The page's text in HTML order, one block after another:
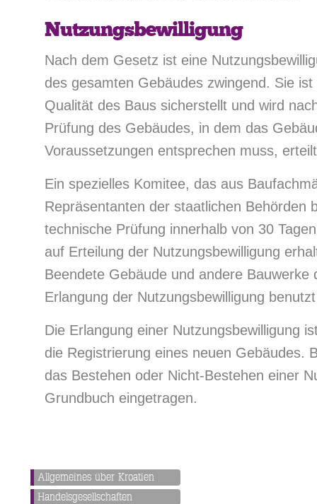
Nutzungsbewilligung
Nach dem Gesetz ist eine
des gesamten Gebäudes zwingend. Sie
Qualität des Baus sicherstellt und wird
Prüfung des Gebäudes, in dem das
Voraussetzungen entsprechen muss,
Ein spezielles Komitee, das aus
Repräsentanten der staatlichen Behörden
technische Prüfung innerhalb von 30
auf Erteilung der Nutzungsbewilligung
Beendete Gebäude und andere Bauwerke
Erlangung der Nutzungsbewilligung
Die Erlangung einer Nutzungsbewilligung
die Registrierung eines neuen Gebäudes.
das Bestehen oder Nicht-Bestehen einer
Grundbuch eingetragen.
Allgemeines über Kroatien
Handelsgesellschaften